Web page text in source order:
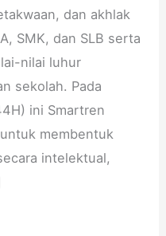
dan akhlak
SMK, dan SLB serta
nilai luhur
sekolah. Pada
ini Smartren
membentuk
intelektual,